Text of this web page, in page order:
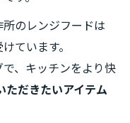
のレンジフードは
ています。
、キッチンをより快
ただきたいアイテム